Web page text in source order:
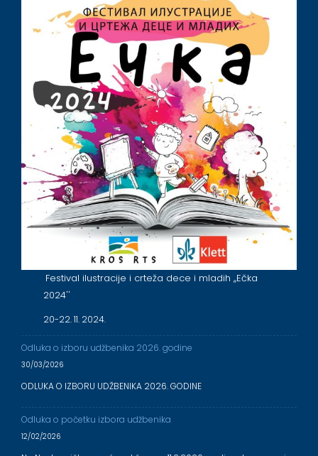
Festival ilustracije i crteža dece i mladih ,,Ečka
2024''
20-22. 11. 2024.
Odluka o izboru udžbenika 2026. godine
30/03/2026
ODLUKA O IZBORU UDŽBENIKA 2026. GODINE
Odluka o početku izbora udžbenika
12/02/2026